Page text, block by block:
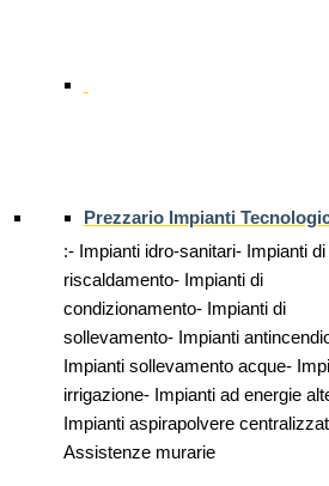
Prezzario Impianti
:- Impianti idro-sanitari- Impianti di
riscaldamento- Impianti di
condizionamento- Impianti di
sollevamento- Impianti
Impianti sollevamento acque-
irrigazione- Impianti ad energie
Impianti aspirapolvere
Assistenze murarie